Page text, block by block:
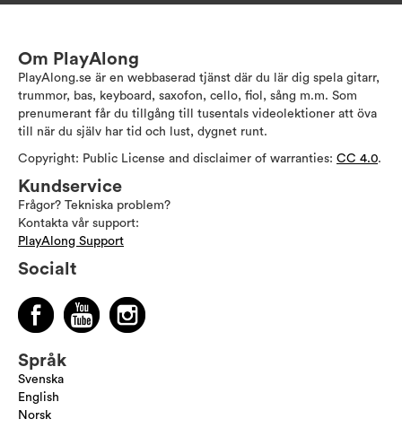
Om PlayAlong
PlayAlong.se är en webbaserad tjänst där du lär dig spela gitarr,
trummor, bas, keyboard, saxofon, cello, fiol, sång m.m. Som
prenumerant får du tillgång till tusentals videolektioner att öva
till när du själv har tid och lust, dygnet runt.
Copyright: Public License and disclaimer of warranties: CC 4.0.
Kundservice
Frågor? Tekniska problem?
Kontakta vår support:
PlayAlong Support
Socialt
Språk
Svenska
English
Norsk